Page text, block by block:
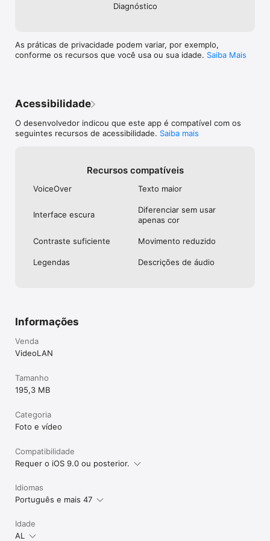
Diagnóstico
As práticas de privacidade podem variar, por exemplo,
conforme os recursos que você usa ou sua idade. Saiba Mais
Acessibilidade
O desenvolvedor indicou que este app é compatível com os
seguintes recursos de acessibilidade. Saiba mais
Recursos compatíveis
VoiceOver Texto maior
Interface escura
Diferenciar sem usar
apenas cor
Contraste suficiente Movimento reduzido
Legendas Descrições de áudio
Informações
Venda
VideoLAN
Tamanho
195,3 MB
Categoria
Foto e vídeo
Compatibilidade
Requer o iOS 9.0 ou posterior.
Idiomas
Português e mais 47
Idade
AL